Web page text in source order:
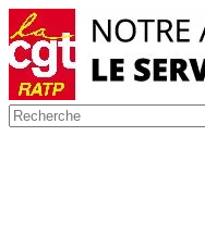
Passer
au
contenu